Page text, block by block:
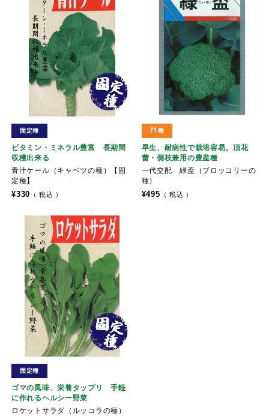
ビタミン・ミネラル豊富 長期間
収穫出来る
青汁ケール（キャベツの種）【固
定種】
固定種
¥330 税込
早生、耐病性で栽培容易。頂花
蕾・側枝兼用の豊産種
一代交配 緑盃（ブロッコリーの
種）
F1種
¥495 税込
ゴマの風味、栄養タップリ 手軽
に作れるヘルシー野菜
ロケットサラダ（ルッコラの種）
固定種